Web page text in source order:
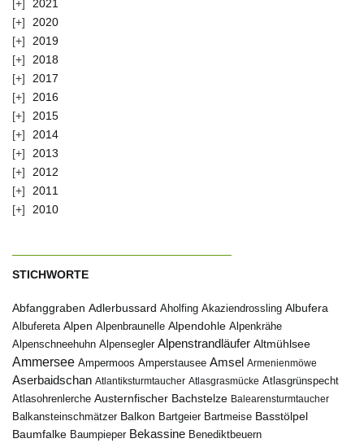
2021
2020
2019
2018
2017
2016
2015
2014
2013
2012
2011
2010
STICHWORTE
Abfanggraben Adlerbussard Aholfing Akaziendrossling Albufera
Albufereta Alpen Alpenbraunelle Alpendohle Alpenkrähe
Alpenschneehuhn Alpensegler Alpenstrandläufer Altmühlsee
Ammersee Ampermoos Amperstausee Amsel Armenienmöwe
Aserbaidschan Atlantiksturmtaucher Atlasgrasmücke Atlasgrünspecht
Atlasohrenlerche Austernfischer Bachstelze Balearensturmtaucher
Balkansteinschmätzer Balkon Bartgeier Bartmeise Basstölpel
Baumfalke Baumpieper Bekassine Benediktbeuern